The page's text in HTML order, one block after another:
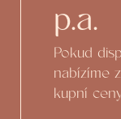
p.a.
Pokud
nabízíme
kupní